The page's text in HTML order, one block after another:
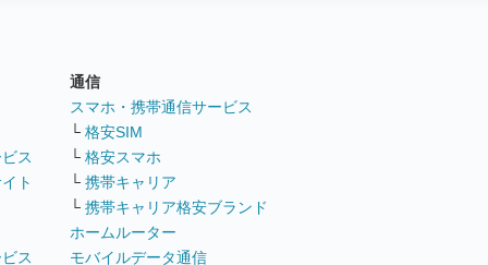
ス
ト
ス
通信
スマホ・携帯通信サービス
└ 格安SIM
└ 格安スマホ
└ 携帯キャリア
└ 携帯キャリア格安ブランド
ホームルーター
モバイルデータ通信